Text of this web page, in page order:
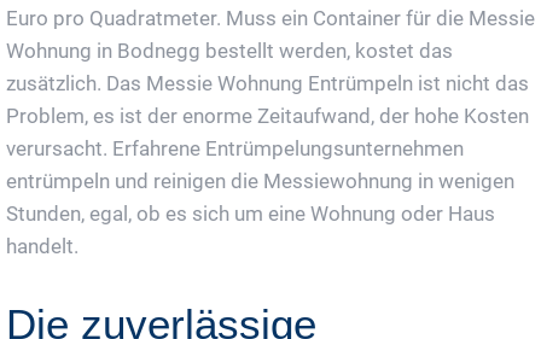
Euro pro Quadratmeter. Muss ein Container für die Messie
Wohnung in Bodnegg bestellt werden, kostet das
zusätzlich. Das Messie Wohnung Entrümpeln ist nicht das
Problem, es ist der enorme Zeitaufwand, der hohe Kosten
verursacht. Erfahrene Entrümpelungsunternehmen
entrümpeln und reinigen die Messiewohnung in wenigen
Stunden, egal, ob es sich um eine Wohnung oder Haus
handelt.
Die zuverlässige